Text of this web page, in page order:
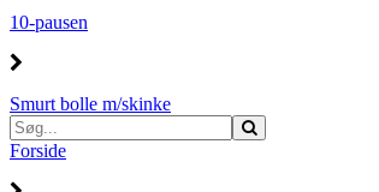
10-pausen
Smurt bolle m/skinke
Forside